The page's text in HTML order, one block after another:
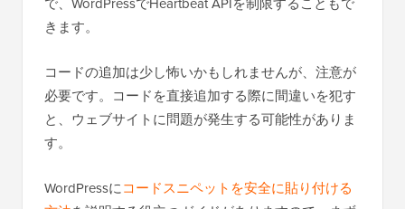
きます。
コードの追加は少し怖いかもしれませんが、注意が
必要です。コードを直接追加する際に間違いを犯す
と、ウェブサイトに問題が発生する可能性がありま
す。
WordPressにコードスニペットを安全に貼り付ける